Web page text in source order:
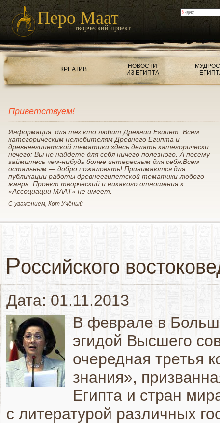
Перо Маат
творческий проект
КРЕАТИВ
НОВОСТИ
ИЗ ЕГИПТА
Приветствуем!
Информация, для тех кто любит Древний Египет. Всем
категорическим нелюбителям Древнего Египта и
древнеегипетской тематики здесь делать категорически
нечего: Вы не найдете для себя ничего полезного. А посему —
займитесь чем-нибудь более интересным для себя.Всем
остальным — добро пожаловать! Принимаются для
публикации работы древнеегипетской тематики любого
жанра. Проект творческий и никакого отношения к
«Ассоциации МААТ» не имеет.
С уважением, Кот Учёный
Российского
Дата: 01.11.2013
В феврале в
эгидой Высшего
очередная третья
знания»,
Египта и стран
с литературой различных